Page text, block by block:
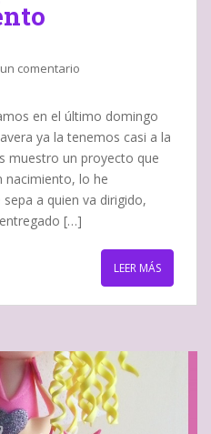
comentario
en el último domingo
ya la tenemos casi a la
muestro un proyecto que
nacimiento, lo he
a quien va dirigido,
[…]
LEER MÁS